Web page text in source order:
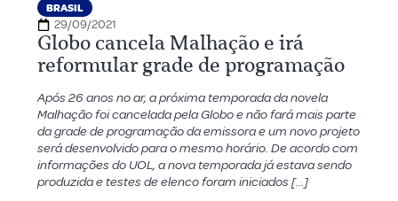
BRASIL
29/09/2021
Globo cancela Malhação e irá
reformular grade de programação
Após 26 anos no ar, a próxima temporada da novela
Malhação foi cancelada pela Globo e não fará mais parte
da grade de programação da emissora e um novo projeto
será desenvolvido para o mesmo horário. De acordo com
informações do UOL, a nova temporada já estava sendo
produzida e testes de elenco foram iniciados […]